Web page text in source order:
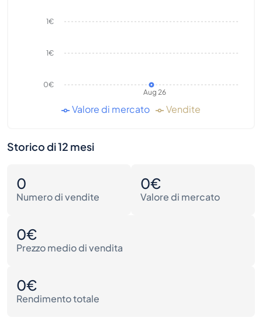
Aug 26
0€
1€
1€
Valore di mercato Vendite
Storico di 12 mesi
0
Numero di vendite
0€
Valore di mercato
0€
Prezzo medio di vendita
0€
Rendimento totale